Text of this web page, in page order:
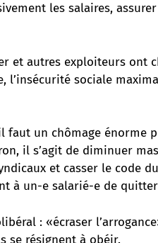
les salaires,
et autres exploiteurs ont
l’insécurité sociale
faut un chômage énorme
il s’agit de diminuer
et casser le code
à un-e salarié-e de
: «écraser
se résignent à obéir.